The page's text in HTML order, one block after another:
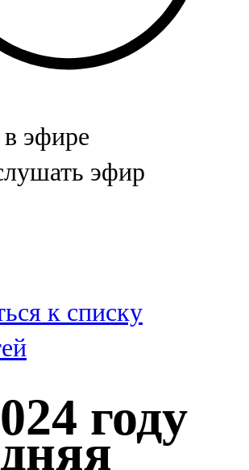
в эфире
эфир
к списку
году